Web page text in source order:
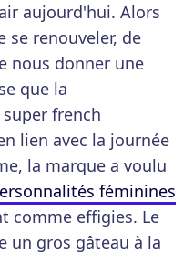
aujourd'hui. Alors
se renouveler, de
nous donner une
que la
french
lien avec la journée
la marque a voulu
féminines
comme effigies. Le
un gros gâteau à la